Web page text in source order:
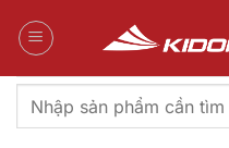
qua
Tìm
kiếm: